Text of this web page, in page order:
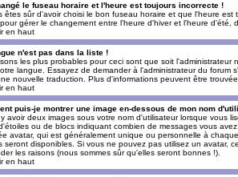
le fuseau horaire et l'heure est toujours incorrecte !
êtes sûr d'avoir choisi le bon fuseau horaire et que l'heure
gérer le changement entre l'heure d'hiver et l'heure d'été,
en haut
n'est pas dans la liste !
les plus probables pour ceci sont que soit
langue. Essayez de demander à l'administrateur du forum
nouvelle traduction. Plus d'informations peuvent être
en haut
puis-je montrer une image en-dessous de mon nom
avoir deux images sous votre nom d'utilisateur lorsque vous
ou de blocs indiquant combien de messages vous
avatar, qui est généralement unique ou personnelle à
seront disponibles. Si vous ne pouvez pas utilisez un avatar,
les raisons (nous sommes sûr qu'elles seront bonnes !).
en haut